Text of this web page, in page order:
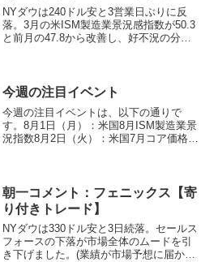
NYダウは240ドル安と3営業日ぶりに反
落。3月の米ISM製造業景況感指数が50.3
と前月の47.8から改善し、好不況の分か
け...
今週の注目イベント
今週の注目イベントは、以下の通りで
す。8月1日（月）：米国8月ISM製造業景
況指数8月2日（火）：米国7月コア価格指
朝一コメント：フェニックス【寄
り付きトレード】
NYダウは330ドル安と3日続落。セールス
フォースの下落が市場全体のムードを引
き下げました。(業績が市場予想に届かず)